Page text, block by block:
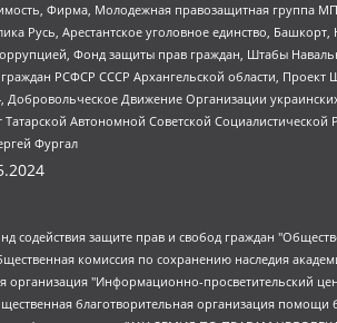
Фирма, Молодежная правозащитная группа
Русь, Арестантское уголовное единство,
Фонд защиты прав граждан, Штабы
РСФСР СССР Архангельской области,
Движение Организации
Автономной Советской
Фургал
Маетная Елизавета Витальевна, Маняхин Петр Борисович, Чуракова Ольга Владимировна, Ярош Юлия Петровна, Юридическое лицо "The Insider SIA", зарегистрированное в Риге, Латвийская Республика (дата регистрации 26.06.2015), являющееся администратором доменного имени интернет-издания "The Insider SIA", https://theins.ru, Постернак Алексей Евгеньевич, Рубин Михаил Аркадьевич, Анин Роман Александрович, Юридическое лицо Istories fonds, зарегистрированное в Латвийской Республике (регистрационный номер 50008295751, дата регистрации 24.02.2020), Великовский Дмитрий Александрович, Долинина Ирина Николаевна, Мароховская Алеся Алексеевна, Шлейнов Роман Юрьевич, Шмагун Олеся Валентиновна, Общество с ограниченной ответственностью "Альтаир 2021", Общество с ограниченной ответственностью "Вега 2021", Общество с ограниченной ответственностью "Главный редактор 2021", Общество с ограниченной ответственностью "Ромашки монолит", Важенков Артем Валерьевич, Ивановская областная общественная организация "Центр гендерных исследований", Гурман Юрий Альбертович, Медиапроект "ОВД-Инфо", Егоров Владимир Владимирович, Жилинский Владимир Александрович, Общество с ограниченной ответственностью "ЗП", Иванова София Юрьевна, Карезина Инна Павловна, Кильтау Екатерина Викторовна, Петров Алексей Викторович, Пискунов Сергей Евгеньевич, Смирнов Сергей Сергеевич, Тихонов Михаил Сергеевич, Общество с ограниченной ответственностью "ЖУРНАЛИСТ-ИНОСТРАННЫЙ АГЕНТ", Арапова Галина Юрьевна, Вольтская Татьяна Анатольевна, Американская компания "Mason G.E.S. Anonymous Foundation" (США), являющаяся владельцем интернет-издания https://mnews.world/, Компания "Stichting Bellingcat", зарегистрированная в Нидерландах (дата регистрации 11.07.2018), Захаров Андрей Вячеславович, Клепиковская Екатерина Дмитриевна, Общество с ограниченной ответственностью "МЕМО", Перл Роман Александрович, Симонов Евгений Алексеевич, Соловьева Елена Анатольевна, Сотников Даниил Владимирович, Сурначева Елизавета Дмитриевна, Автономная некоммерческая организация по защите прав человека и информированию населения "Якутия – Наше Мнение", Общество с ограниченной ответственностью "Москоу диджитал медиа", с 26.01.2023 Общество с ограниченной